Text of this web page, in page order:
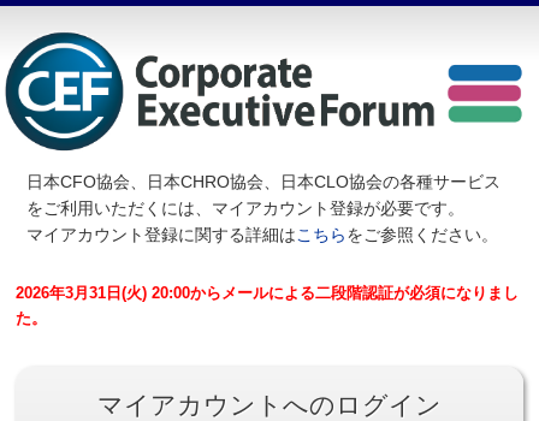
日本CFO協会、日本CHRO協会、日本CLO協会の各種サービス
をご利用いただくには、マイアカウント登録が必要です。
マイアカウント登録に関する詳細はこちらをご参照ください。
2026年3月31日(火) 20:00からメールによる二段階認証が必須になりまし
た。
マイアカウントへのログイン